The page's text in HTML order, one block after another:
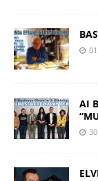
AI